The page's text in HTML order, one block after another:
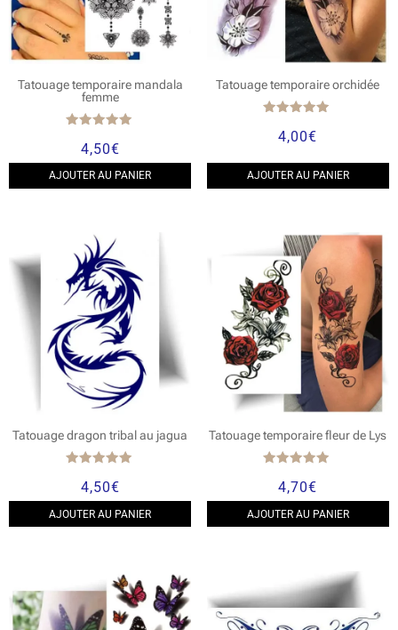
Tatouage temporaire mandala
femme
5.00
sur 5
4,50€
AJOUTER AU PANIER
Tatouage temporaire orchidée
5.00
sur 5
4,00€
AJOUTER AU PANIER
Tatouage dragon tribal au jagua
5.00
sur 5
4,50€
AJOUTER AU PANIER
Tatouage temporaire fleur de Lys
5.00
sur 5
4,70€
AJOUTER AU PANIER